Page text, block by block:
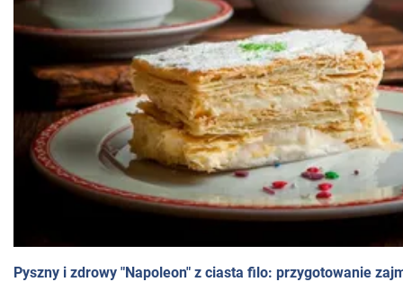
Pyszny i zdrowy "Napoleon" z ciasta filo: przygotowanie